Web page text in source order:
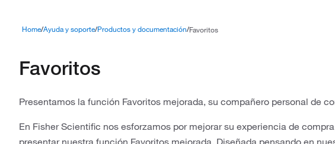
Home Ayuda y soporte Productos y documentación Favoritos
Favoritos
Presentamos la función Favoritos mejorada, su compañero personal de
En Fisher Scientific nos esforzamos por mejorar su experiencia de
presentar nuestra función Favoritos mejorada. Diseñada pensando en